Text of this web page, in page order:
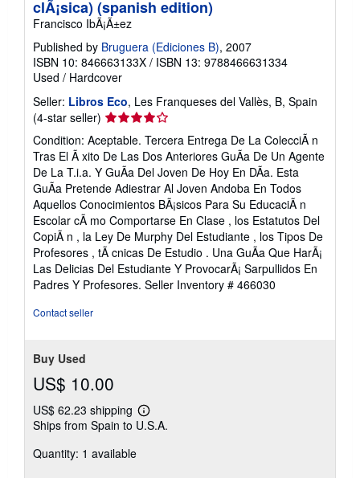
clÃ¡sica) (spanish edition)
Francisco IbÃ¡Ã±ez
Published by Bruguera (Ediciones B), 2007
ISBN 10: 846663133X / ISBN 13: 9788466631334
Used / Hardcover
Seller: Libros Eco, Les Franqueses del Vallès, B, Spain
(4-star seller) Seller
rating
4
out
of
5
stars
Condition: Aceptable. Tercera Entrega De La ColecciÃ n
Tras El Ã xito De Las Dos Anteriores GuÃa De Un Agente
De La T.i.a. Y GuÃa Del Joven De Hoy En DÃa. Esta
GuÃa Pretende Adiestrar Al Joven Andoba En Todos
Aquellos Conocimientos BÃ¡sicos Para Su EducaciÃ n
Escolar cÃ mo Comportarse En Clase , los Estatutos Del
CopiÃ n , la Ley De Murphy Del Estudiante , los Tipos De
Profesores , tÃ cnicas De Estudio . Una GuÃa Que HarÃ¡
Las Delicias Del Estudiante Y ProvocarÃ¡ Sarpullidos En
Padres Y Profesores. Seller Inventory # 466030
Contact seller
Buy Used
US$ 10.00
US$ 62.23 shipping
Learn
more
Ships from Spain to U.S.A.
Quantity: 1 available